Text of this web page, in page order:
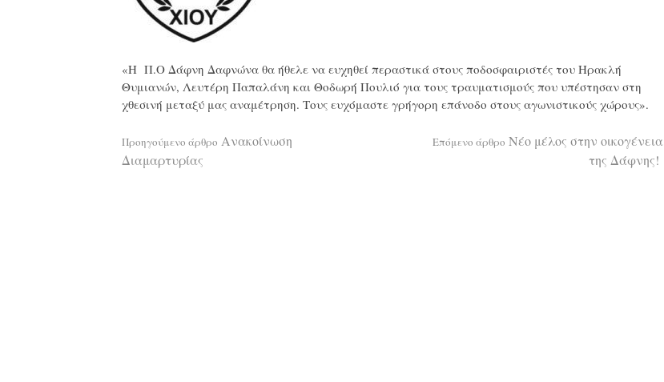
«Η Π.Ο Δάφνη Δαφνώνα θα ήθελε να ευχηθεί περαστικά στους ποδοσφαιριστές του Ηρακλή
Θυμιανών, Λευτέρη Παπαλάνη και Θοδωρή Πουλιό για τους τραυματισμούς που υπέστησαν στη
χθεσινή μεταξύ μας αναμέτρηση. Τους ευχόμαστε γρήγορη επάνοδο στους αγωνιστικούς χώρους».
Διαβάστε
Προηγούμενο άρθρο Ανακοίνωση
Διαμαρτυρίας
Επόμενο άρθρο Νέο μέλος στην οικογένεια
της Δάφνης!